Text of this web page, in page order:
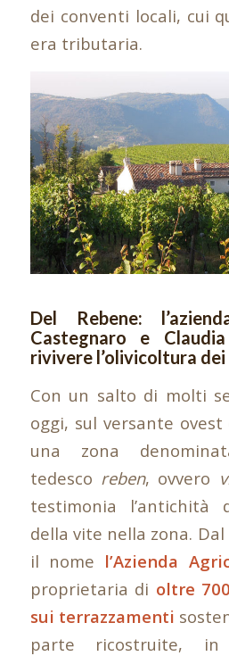
dei conventi locali, cui
era tributaria.
Del Rebene:
Castegnaro e
rivivere l’olivicoltura dei
Con un salto di molti
oggi, sul versante
una zona
tedesco reben, ovvero
testimonia l’antichità
della vite nella zona.
il nome l’Azienda
proprietaria di oltre
sui terrazzamenti
parte ricostruite,